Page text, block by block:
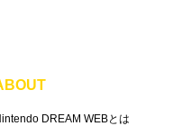
DREAM WEBとは